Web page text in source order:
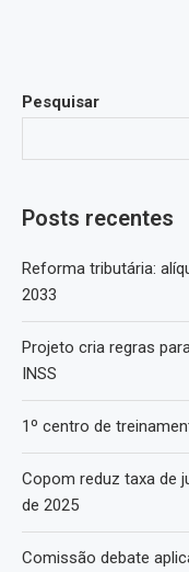
Pesquisar
Posts recentes
Reforma tributária:
2033
Projeto cria regras
INSS
1º centro de
Copom reduz taxa de
de 2025
Comissão debate